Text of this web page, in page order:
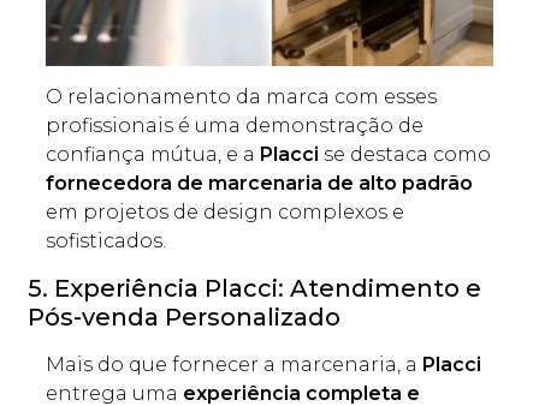
O relacionamento da marca com esses
profissionais é uma demonstração de
confiança mútua, e a Placci se destaca como
fornecedora de marcenaria de alto padrão
em projetos de design complexos e
sofisticados.
5. Experiência Placci: Atendimento e
Pós-venda Personalizado
Mais do que fornecer a marcenaria, a Placci
entrega uma experiência completa e